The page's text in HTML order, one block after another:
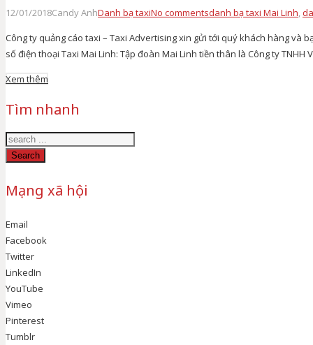
12/01/2018Candy AnhDanh bạ taxiNo commentsdanh bạ taxi Mai Linh,
Công ty quảng cáo taxi – Taxi Advertising xin gửi tới quý khách hàng và
số điện thoại Taxi Mai Linh: Tập đoàn Mai Linh tiền thân là Công ty
Xem thêm
Tìm nhanh
Search
Mạng xã hội
Email
Facebook
Twitter
LinkedIn
YouTube
Vimeo
Pinterest
Tumblr